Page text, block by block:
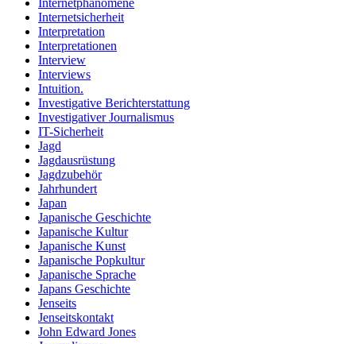
Internetphänomene
Internetsicherheit
Interpretation
Interpretationen
Interview
Interviews
Intuition.
Investigative Berichterstattung
Investigativer Journalismus
IT-Sicherheit
Jagd
Jagdausrüstung
Jagdzubehör
Jahrhundert
Japan
Japanische Geschichte
Japanische Kultur
Japanische Kunst
Japanische Popkultur
Japanische Sprache
Japans Geschichte
Jenseits
Jenseitskontakt
John Edward Jones